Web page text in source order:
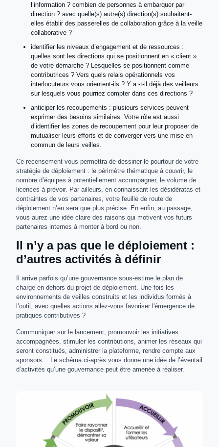
l’information ? combien de personnes à embarquer par
direction ? avec quelle(s) autre(s) direction(s) souhaitent-
elles établir des passerelles de collaboration grâce à la veille
collaborative ?
identifier les niveaux d’engagement et de ressources :
quelles sont les directions qui se positionnent en « client »
de votre démarche ? Lesquelles se positionnent comme
contributrices ? Vers quels relais opérationnels vos
interlocuteurs vous orientent-ils ? Y a -t-il déjà des veilleurs
sur lesquels vous pourriez compter dans ces directions ?
anticiper les recoupements : plusieurs services peuvent
exprimer des besoins similaires. Votre rôle est aussi
d’identifier les zones de recoupement pour leur proposer de
mutualiser leurs efforts et de converger vers une mise en
commun de leurs veilles.
Ce recensement vous permettra de dessiner le pourtour de votre
stratégie de déploiement : le périmètre thématique à couvrir, le
nombre d’équipes à potentiellement accompagner, le volume de
licences à prévoir. Par ailleurs, en connaissant les désidératas et
contraintes de vos partenaires, votre feuille de route de
déploiement n’en sera que plus précise. En enfin, au passage,
vous aurez une idée claire des raisons qui motivent vos futurs
partenaires internes à monter à bord ou non.
Il n’y a pas que le déploiement :
d’autres activités à définir
Il arrive parfois qu’une gouvernance sous-estime le plan de
charge en dehors du projet de déploiement. Une fois les
environnements de veilles construits et les individus formés à
l’outil, avec quelles actions allez-vous favoriser l'émergence de
pratiques contributives ?
Communiquer sur le lancement, promouvoir les initiatives
accompagnées, stimuler les contributions, animer les réseaux qui
seront constitués, administrer la plateforme, rendre compte aux
sponsors… Le schéma ci-après vous donne une idée de l’éventail
d’activités qu’une gouvernance peut être amenée à réaliser.